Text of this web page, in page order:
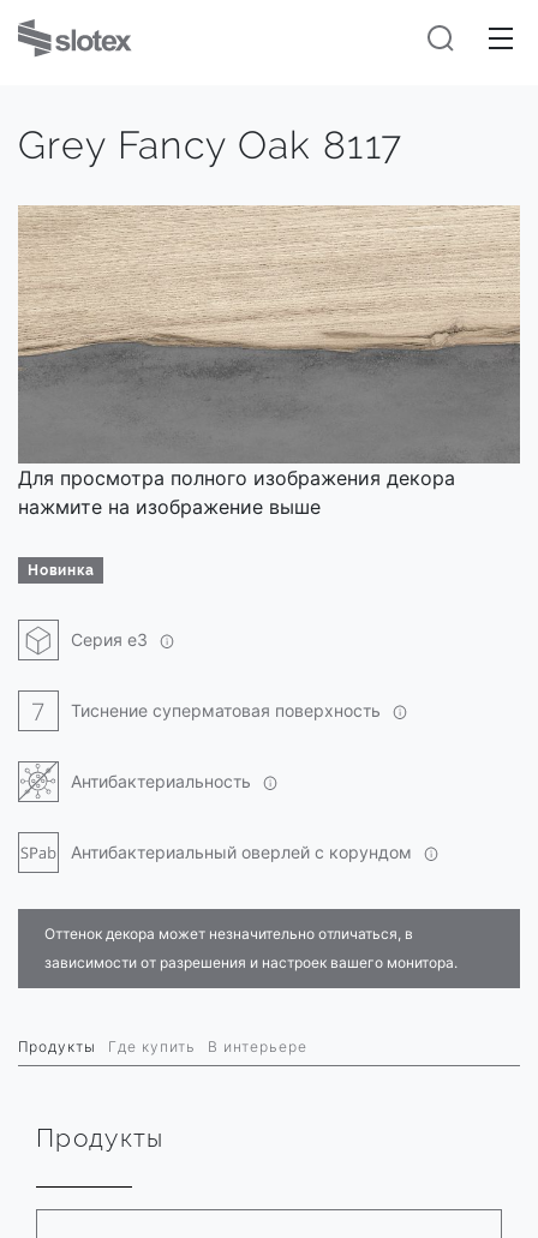
Grey Fancy Oak 8117
Для просмотра полного изображения декора
нажмите на изображение выше
Новинка
Серия e3
Тиснение суперматовая поверхность
Антибактериальность
Антибактериальный оверлей с корундом
Оттенок декора может незначительно отличаться, в
зависимости от разрешения и настроек вашего монитора.
Продукты Где купить В интерьере
Продукты